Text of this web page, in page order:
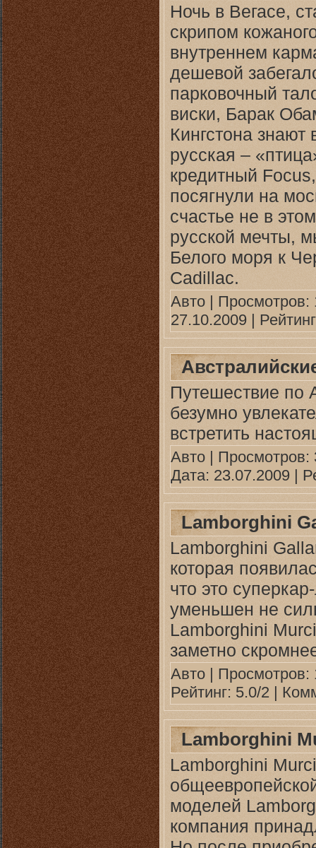
Ночь в Вегасе,
скрипом
внутреннем
дешевой
парковочный
виски, Барак
Кингстона
русская –
кредитный
посягнули на
счастье не в
русской мечты,
Белого моря к
Cadillac.
Авто |
27.10.2009 |
Путешествие по
безумно
встретить
Авто |
Дата: 23.07.2009 |
Lamborghini
Lamborghini
которая
что это
уменьшен не
Lamborghini
заметно
Авто |
Рейтинг: 5.0/2 |
Lamborghini
Lamborghini
моделей
компания